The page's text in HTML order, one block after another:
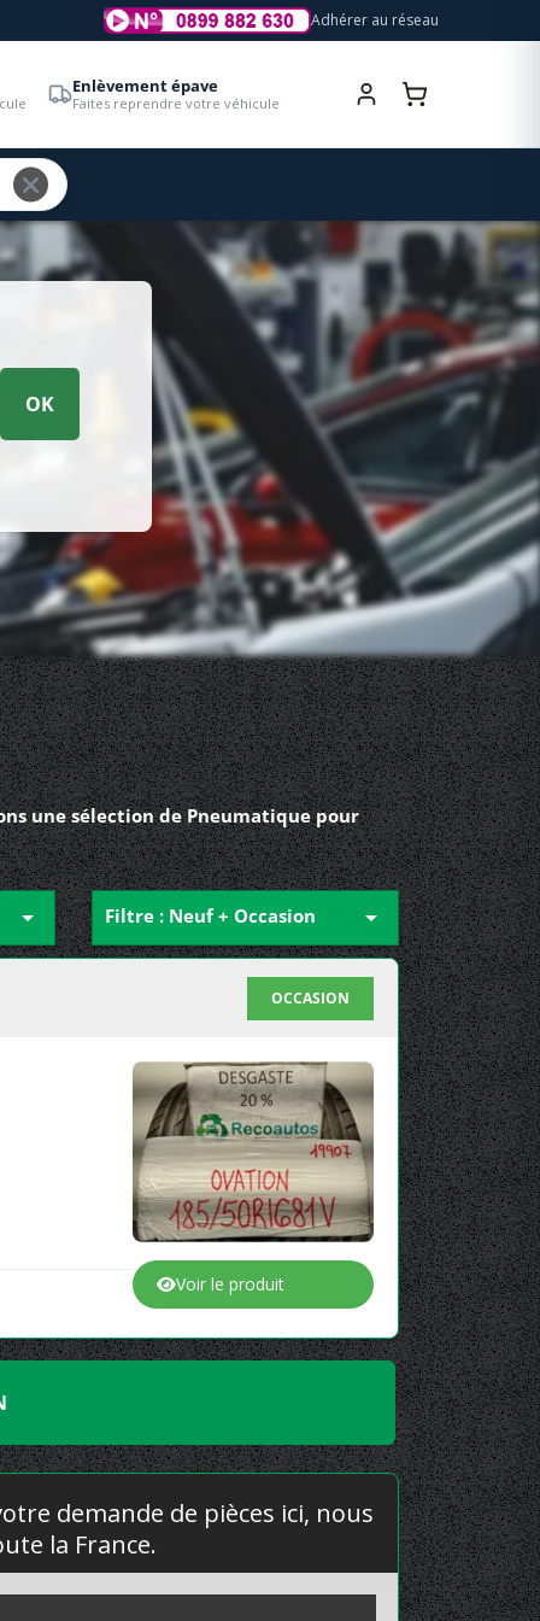
Adhérer au réseau
Enlèvement épave
Faites reprendre votre véhicule
OK
une sélection de Pneumatique pour
 Filtre : Neuf + Occasion 
OCCASION
Voir le produit
demande de pièces ici, nous
la France.